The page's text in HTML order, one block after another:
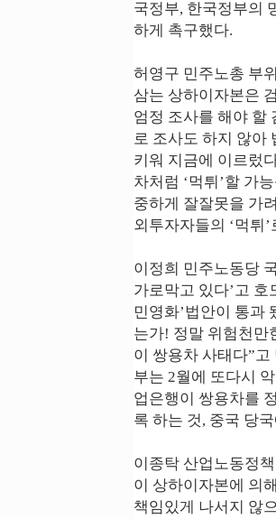
국정부, 한국정부의
하게 촉구했다.
허영구 민주노총 부
삼는 상하이자본은
엄정 조사를 해야 할
로 조사도 하지 않아
키워 지금에 이르렀
차처럼 ‘먹튀’할 가
중하게 잘잘못을 가
외투자자들의 ‘먹튀
이정희 민주노동당
가로막고 있다’고
민영화’법안이 통과
는가! 정말 위험천만
이 쌍용차 사태다”
부는 2월에 또다시
업은행이 쌍용차를
록 하는 것, 중국 당
이종탁 산업노동정
이 상하이자본에 의
책임있게 나서지 않